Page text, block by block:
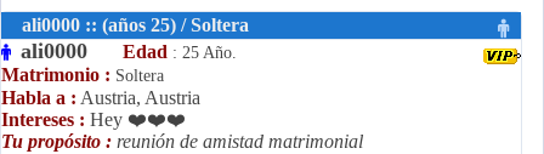
ali0000 :: (años 25) / Soltera
ali0000 Edad : 25 Año.
Matrimonio : Soltera
Habla a : Austria, Austria
Intereses : Hey ❤️❤️❤️
Tu propósito : reunión de amistad matrimonial